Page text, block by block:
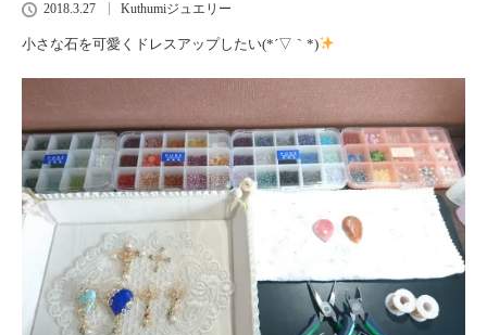
2018.3.27 Kuthumiジュエリー
小さな石を可愛くドレスアップしたい(*´▽｀*)